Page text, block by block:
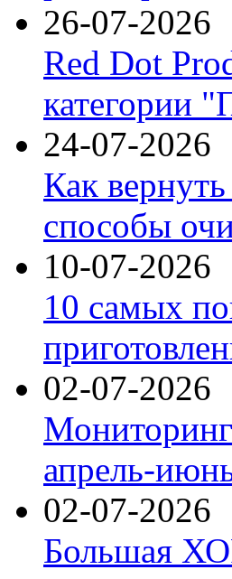
26-07-2026
Red Dot
категории
24-07-2026
Как
способы
10-07-2026
10 самых
02-07-2026
апрель-
02-07-2026
Большая